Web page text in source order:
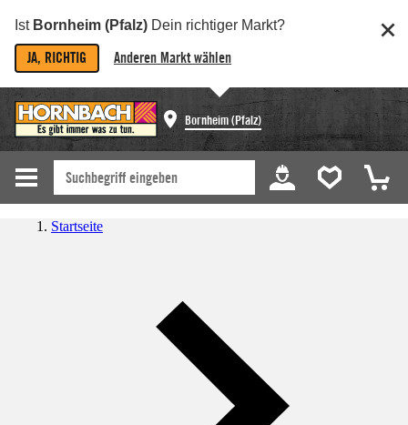
Ist Bornheim (Pfalz) Dein richtiger Markt?
JA, RICHTIG Anderen Markt wählen
Bornheim (Pfalz)
Startseite